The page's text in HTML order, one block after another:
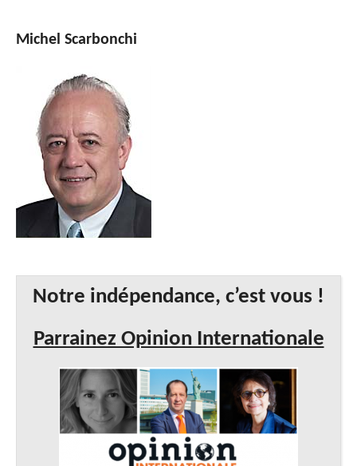
Michel Scarbonchi
Notre indépendance, c’est vous !
Parrainez Opinion Internationale